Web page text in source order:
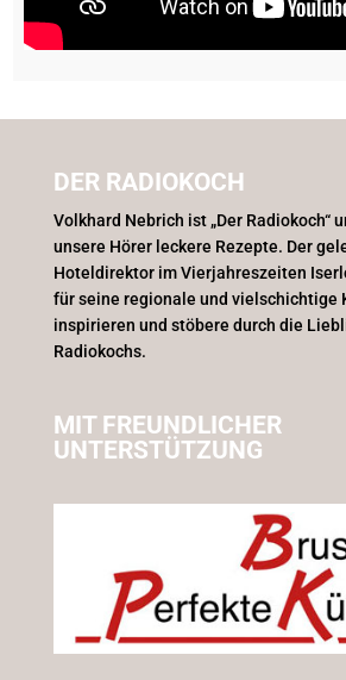
DER RADIOKOCH
Volkhard Nebrich ist „Der Radiokoch“
unsere Hörer leckere Rezepte. Der
Hoteldirektor im Vierjahreszeiten
für seine regionale und vielschichtige
inspirieren und stöbere durch die
Radiokochs.
MIT FREUNDLICHER
UNTERSTÜTZUNG